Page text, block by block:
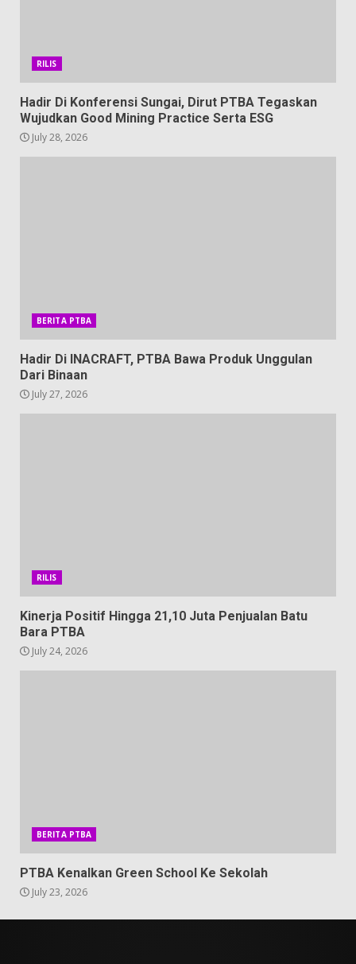
RILIS
Hadir Di Konferensi Sungai, Dirut PTBA Tegaskan
Wujudkan Good Mining Practice Serta ESG
July 28, 2026
BERITA PTBA
Hadir Di INACRAFT, PTBA Bawa Produk Unggulan
Dari Binaan
July 27, 2026
RILIS
Kinerja Positif Hingga 21,10 Juta Penjualan Batu
Bara PTBA
July 24, 2026
BERITA PTBA
PTBA Kenalkan Green School Ke Sekolah
July 23, 2026